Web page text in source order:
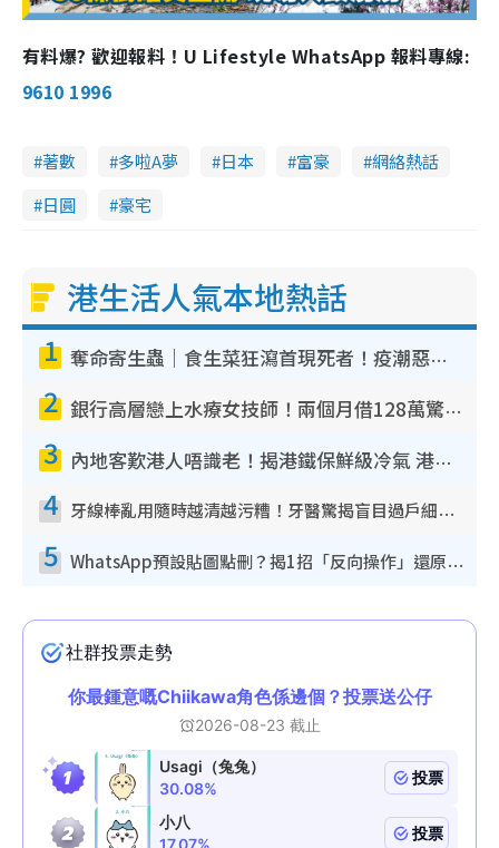
a
y
i
o
有料爆? 歡迎報料！U Lifestyle WhatsApp 報料專線:
9610 1996
著數 多啦A夢 日本 富豪
網絡熱話
日圓
豪宅
港生活人氣本地熱話
1 奪命寄生蟲｜食生菜狂瀉首現死者！疫潮惡化錄1.8萬宗病例 揭洗菜3大謬誤
2 銀行高層戀上水療女技師！兩個月借128萬驚覺「沉船」沉落火海 揭背後疑似邪教操控賣淫
3 內地客歎港人唔識老！揭港鐵保鮮級冷氣 港人求放過：咪投訴
4 牙線棒亂用隨時越清越污糟！牙醫驚揭盲目過戶細菌恐致蛀牙：呢種先係日常真保養
5 WhatsApp預設貼圖點刪？揭1招「反向操作」還原簡潔介面 附3步實測教學